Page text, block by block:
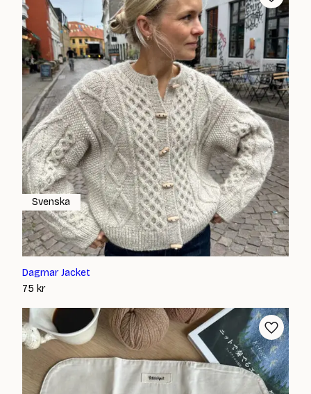
Dagmar Jacket
75 kr
Svenska